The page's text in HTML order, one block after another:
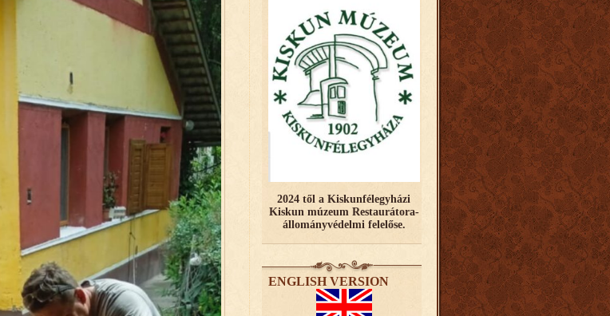
2024 től a Kiskunfélegyházi
Kiskun múzeum Restaurátora-
állományvédelmi felelőse.
ENGLISH VERSION